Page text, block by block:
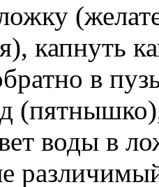
капнуть
в
воды в